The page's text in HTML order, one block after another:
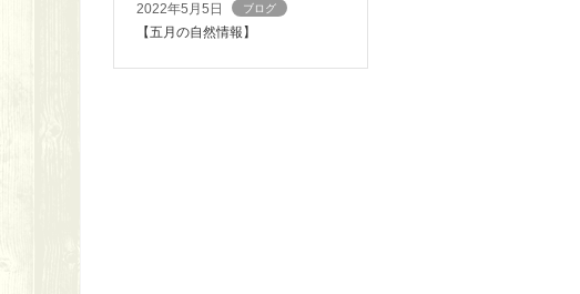
2022年5月5日 ブログ
【五月の自然情報】